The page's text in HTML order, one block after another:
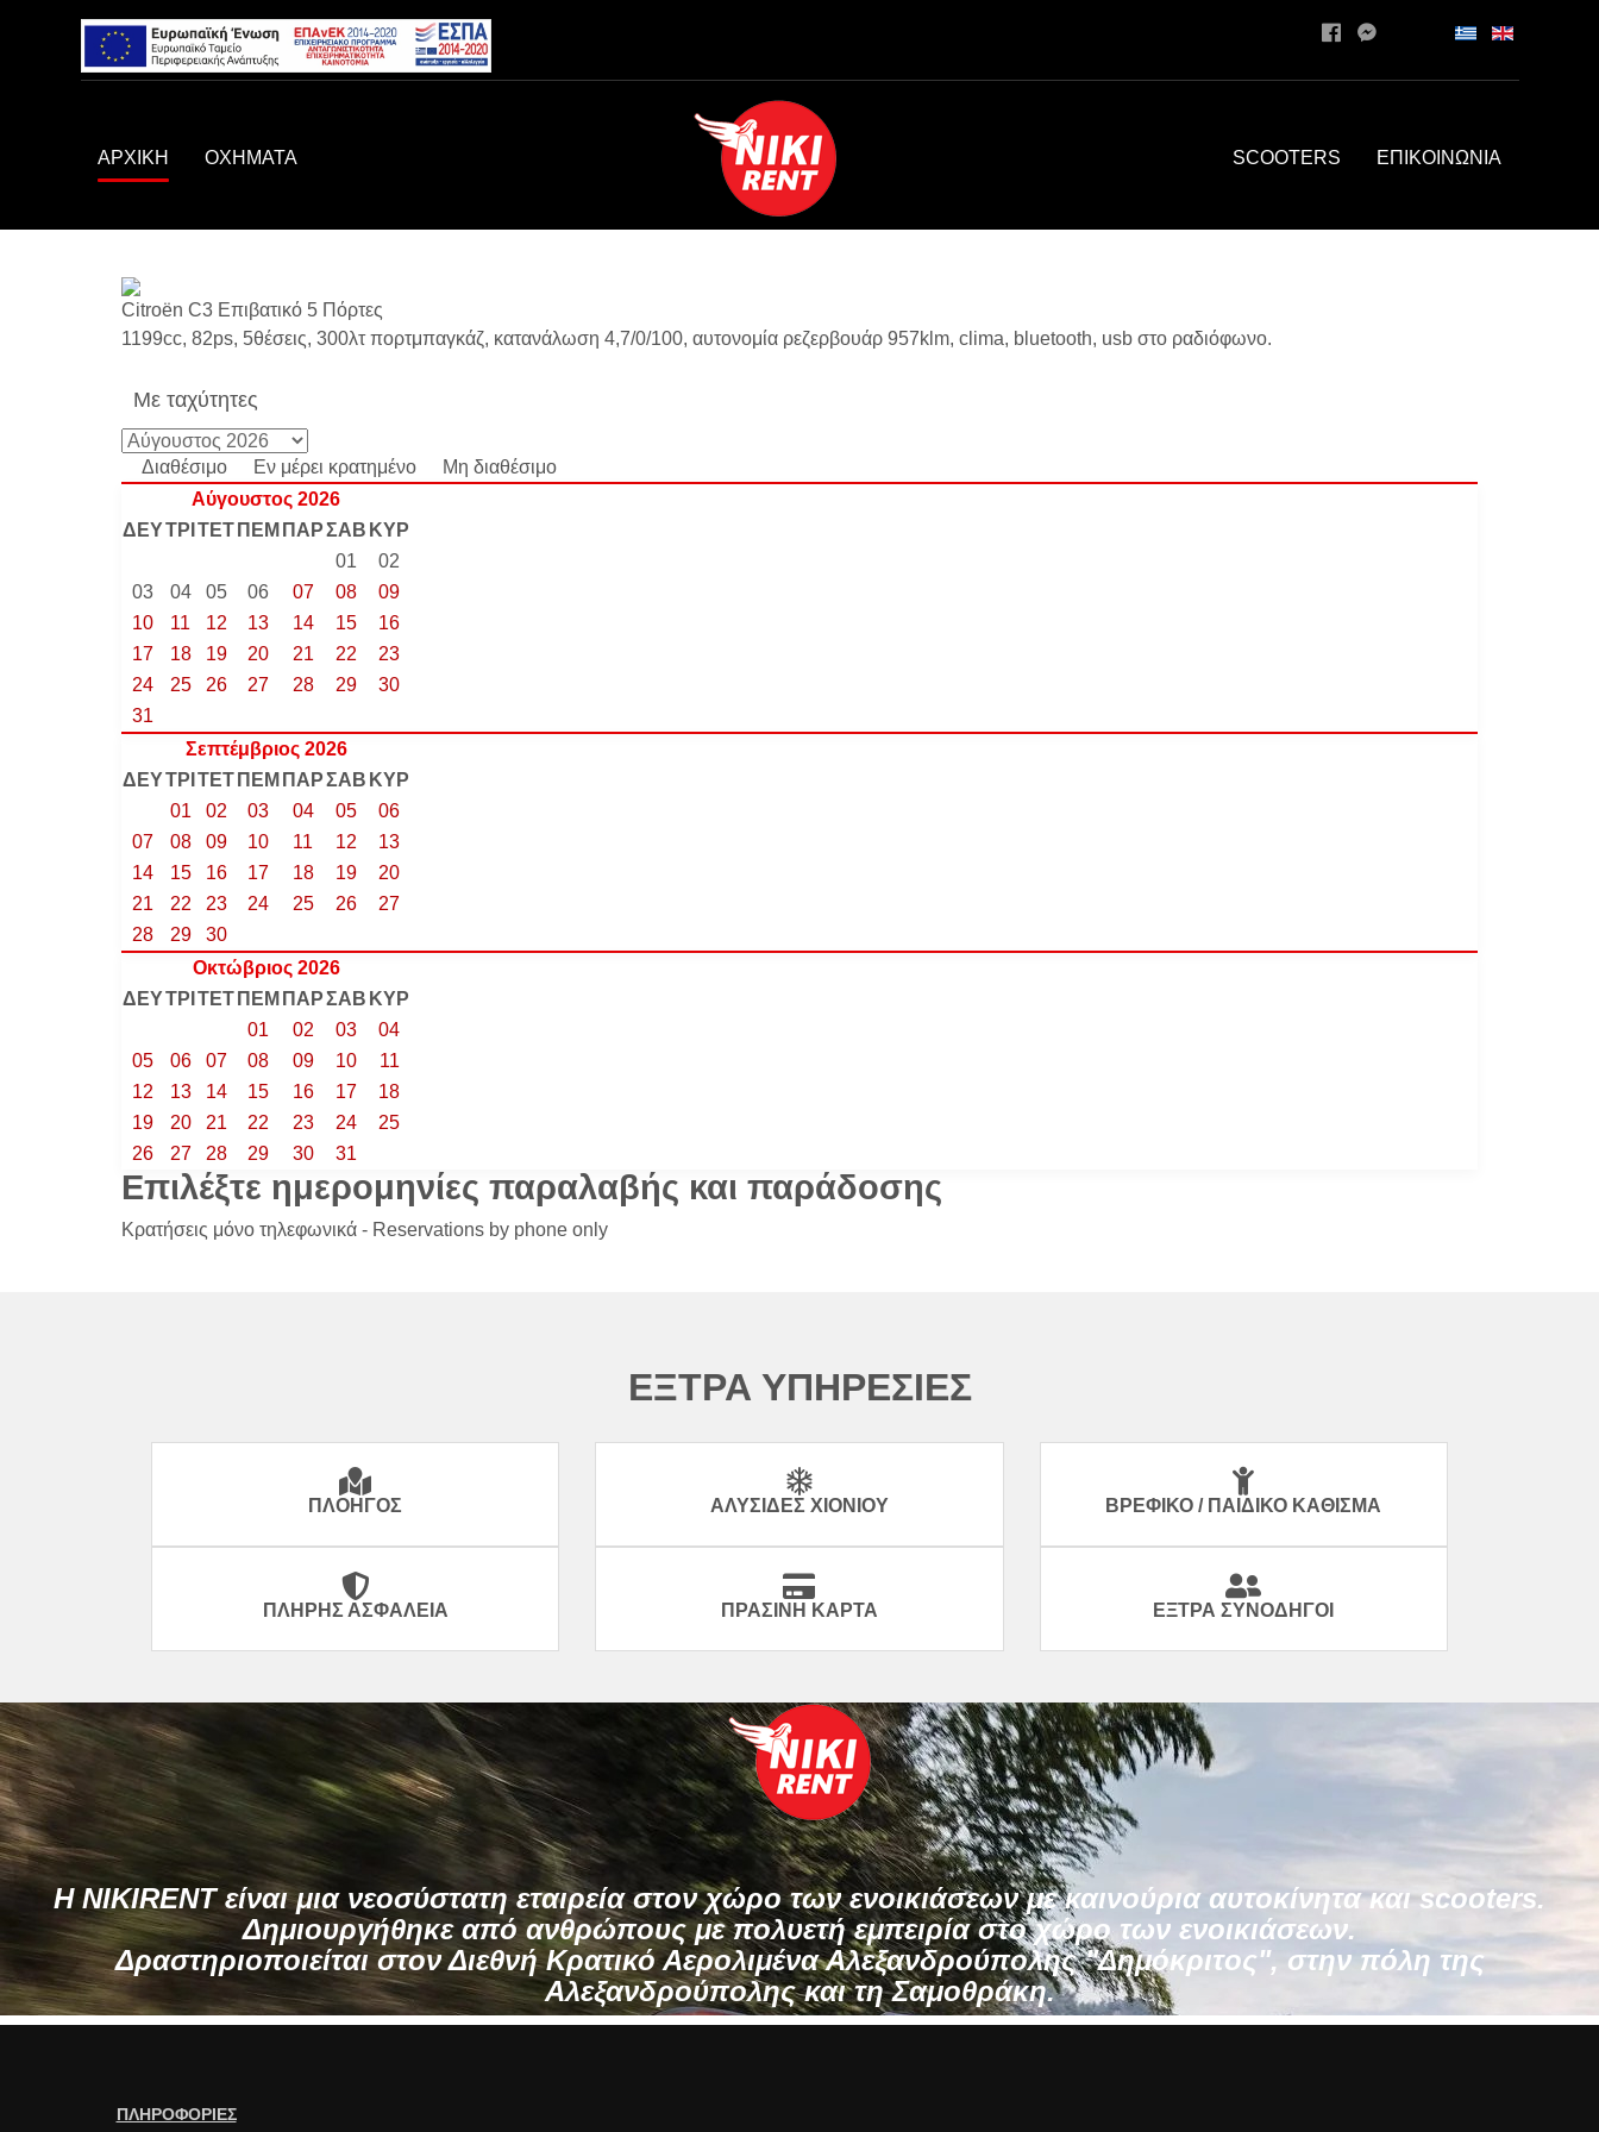
ΑΡΧΙΚΗ ΟΧΗΜΑΤΑ SCOOTERS ΕΠΙΚΟΙΝΩΝΙΑ
Citroën C3 Επιβατικό 5 Πόρτες
1199cc, 82ps, 5θέσεις, 300λτ πορτμπαγκάζ, κατανάλωση 4,7/0/100, αυτονομία ρεζερβουάρ 957klm, clima, bluetooth, usb στο ραδιόφωνο.
Με ταχύτητες
Διαθέσιμο Εν μέρει κρατημένο
Μη διαθέσιμο
Αύγουστος 2026
ΔΕΥΤΡΙ ΤΕΤ ΠΕΜ ΠΑΡΣΑΒ ΚΥΡ
01
02
03
04 05 06 07 08
09
10
11 12 13 14 15
16
17
18 19 20 21 22
23
24
25 26 27 28 29
30
31
Σεπτέμβριος 2026
ΔΕΥΤΡΙ ΤΕΤ ΠΕΜ ΠΑΡΣΑΒ ΚΥΡ
01
02 03 04 05
06
07
08 09 10 11 12
13
14
15 16 17 18 19
20
21
22 23 24 25 26
27
28
29
30
Οκτώβριος 2026
ΔΕΥΤΡΙ ΤΕΤ ΠΕΜ ΠΑΡΣΑΒ ΚΥΡ
01
02 03
04
05
06 07 08 09 10
11
12
13 14 15 16 17
18
19
20 21 22 23 24
25
26
27 28 29 30 31
Επιλέξτε ημερομηνίες παραλαβής και παράδοσης
Κρατήσεις μόνο τηλεφωνικά - Reservations by phone only
ΕΞΤΡΑ ΥΠΗΡΕΣΙΕΣ
ΠΛΟΗΓΌΣ ΑΛΥΣΊΔΕΣ ΧΙΟΝΙΟΎ ΒΡΕΦΙΚΌ / ΠΑΙΔΙΚΌ ΚΆΘΙΣΜΑ
ΠΛΉΡΗΣ ΑΣΦΆΛΕΙΑ ΠΡΆΣΙΝΗ ΚΆΡΤΑ ΈΞΤΡΑ ΣΥΝΟΔΗΓΟΊ
H NIKIRENT είναι μια νεοσύστατη εταιρεία στον χώρο των ενοικιάσεων με καινούρια αυτοκίνητα και scooters.
Δημιουργήθηκε από ανθρώπους με πολυετή εμπειρία στο χώρο των ενοικιάσεων.
Δραστηριοποιείται στον Διεθνή Κρατικό Αερολιμένα Αλεξανδρούπολης "Δημόκριτος", στην πόλη της
Αλεξανδρούπολης και τη Σαμοθράκη.
ΠΛΗΡΟΦΟΡΙΕΣ